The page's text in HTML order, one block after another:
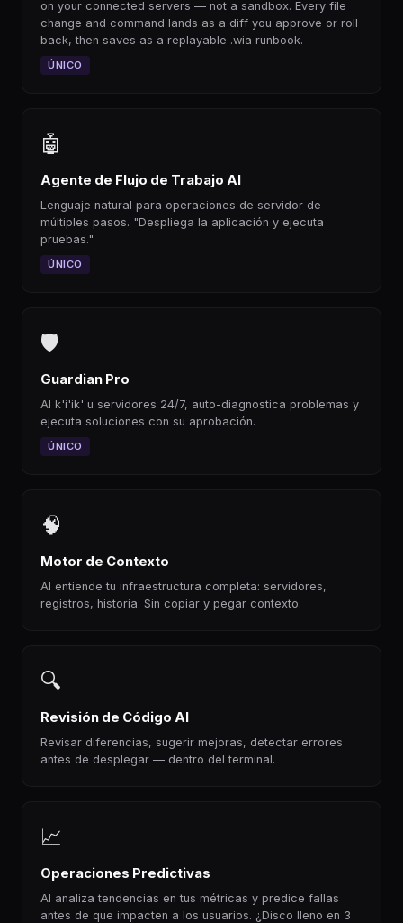
on your connected servers — not a sandbox. Every file
change and command lands as a diff you approve or roll
back, then saves as a replayable .wia runbook.
ÚNICO
🤖
Agente de Flujo de Trabajo AI
Lenguaje natural para operaciones de servidor de
múltiples pasos. "Despliega la aplicación y ejecuta
pruebas."
ÚNICO
🛡
Guardian Pro
AI k'i'ik' u servidores 24/7, auto-diagnostica problemas y
ejecuta soluciones con su aprobación.
ÚNICO
🧠
Motor de Contexto
AI entiende tu infraestructura completa: servidores,
registros, historia. Sin copiar y pegar contexto.
🔍
Revisión de Código AI
Revisar diferencias, sugerir mejoras, detectar errores
antes de desplegar — dentro del terminal.
📈
Operaciones Predictivas
AI analiza tendencias en tus métricas y predice fallas
antes de que impacten a los usuarios. ¿Disco lleno en 3